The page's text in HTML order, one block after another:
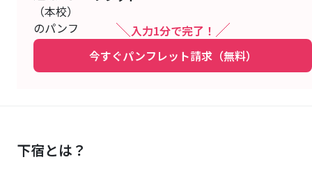
入力1分で完了！
今すぐパンフレット請求（無料）
下宿とは？